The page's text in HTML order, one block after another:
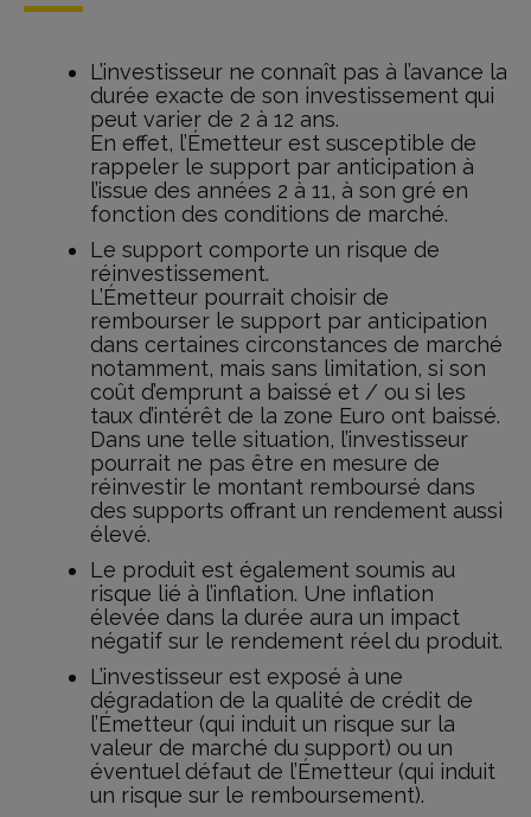
L’investisseur ne connaît pas à l’avance la
durée exacte de son investissement qui
peut varier de 2 à 12 ans.
En effet, l’Émetteur est susceptible de
rappeler le support par anticipation à
l’issue des années 2 à 11, à son gré en
fonction des conditions de marché.
Le support comporte un risque de
réinvestissement.
L’Émetteur pourrait choisir de
rembourser le support par anticipation
dans certaines circonstances de marché
notamment, mais sans limitation, si son
coût d’emprunt a baissé et / ou si les
taux d’intérêt de la zone Euro ont baissé.
Dans une telle situation, l’investisseur
pourrait ne pas être en mesure de
réinvestir le montant remboursé dans
des supports offrant un rendement aussi
élevé.
Le produit est également soumis au
risque lié à l’inflation. Une inflation
élevée dans la durée aura un impact
négatif sur le rendement réel du produit.
L’investisseur est exposé à une
dégradation de la qualité de crédit de
l’Émetteur (qui induit un risque sur la
valeur de marché du support) ou un
éventuel défaut de l’Émetteur (qui induit
un risque sur le remboursement).